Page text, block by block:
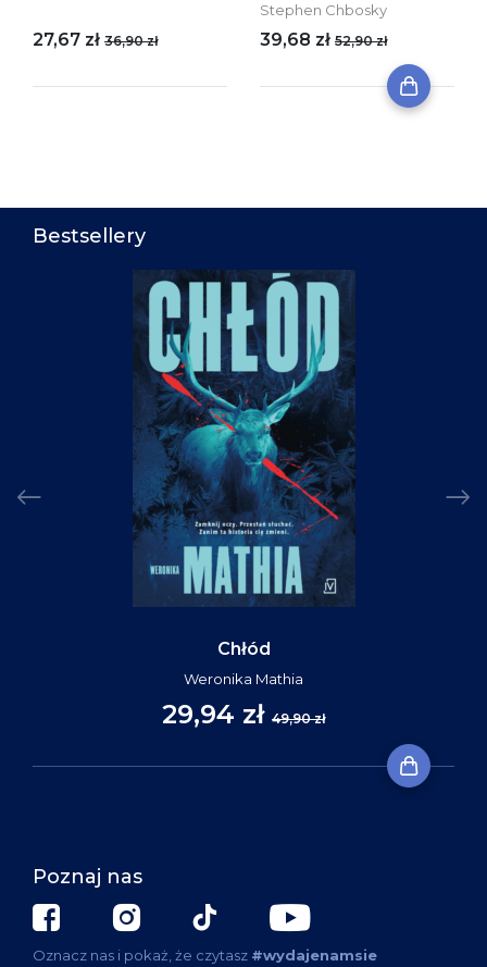
27,67 zł 36,90 zł
Stephen Chbosky
39,68 zł 52,90 zł
Bestsellery
Chłód
Weronika Mathia
29,94 zł 49,90 zł
Poznaj nas
Oznacz nas i pokaż, że czytasz #wydajenamsie